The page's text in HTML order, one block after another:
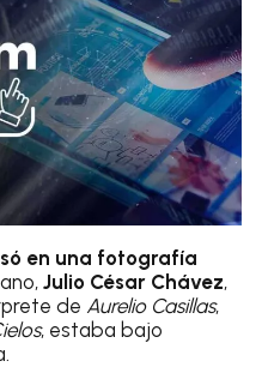
en una fotografía
Julio César Chávez,
de Aurelio Casillas,
, estaba bajo